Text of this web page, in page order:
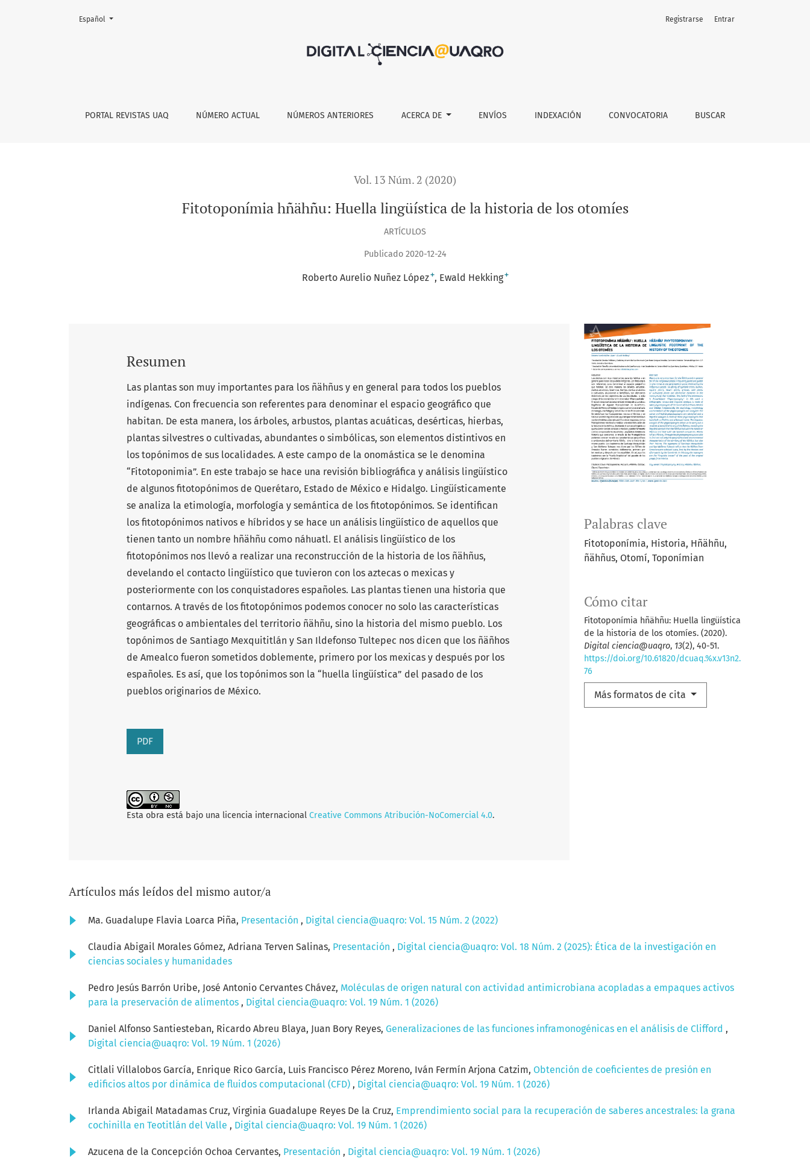
Fitotoponímia hñähñu: Huella lingüística de la historia de los otomíes
PORTAL REVISTAS UAQ NÚMERO ACTUAL NÚMEROS ANTERIORES ACERCA DE ENVÍOS INDEXACIÓN CONVOCATORIA BUSCAR
Registrarse Entrar
Cambiar el idioma. El actual es:
Español
Vol. 13 Núm. 2 (2020)
Fitotoponímia hñähñu: Huella lingüística de la historia de los otomíes
ARTÍCULOS
Publicado 2020-12-24
Roberto Aurelio Nuñez López+ Ewald Hekking+
Palabras clave
Fitotoponímia, Historia, Hñähñu,
ñähñus, Otomí, Toponímian
Cómo citar
Fitotoponímia hñähñu: Huella lingüística
de la historia de los otomíes. (2020).
Digital ciencia@uaqro, 13(2), 40-51.
https://doi.org/10.61820/dcuaq.%x.v13n2.
76
Más formatos de cita
Resumen
Las plantas son muy importantes para los ñähñus y en general para todos los pueblos
indígenas. Con frecuencia son referentes para denominar el espacio geográfico que
habitan. De esta manera, los árboles, arbustos, plantas acuáticas, desérticas, hierbas,
plantas silvestres o cultivadas, abundantes o simbólicas, son elementos distintivos en
los topónimos de sus localidades. A este campo de la onomástica se le denomina
“Fitotoponimia”. En este trabajo se hace una revisión bibliográfica y análisis lingüístico
de algunos fitotopónimos de Querétaro, Estado de México e Hidalgo. Lingüísticamente
se analiza la etimología, morfología y semántica de los fitotopónimos. Se identifican
los fitotopónimos nativos e híbridos y se hace un análisis lingüístico de aquellos que
tienen tanto un nombre hñähñu como náhuatl. El análisis lingüístico de los
fitotopónimos nos llevó a realizar una reconstrucción de la historia de los ñähñus,
develando el contacto lingüístico que tuvieron con los aztecas o mexicas y
posteriormente con los conquistadores españoles. Las plantas tienen una historia que
contarnos. A través de los fitotopónimos podemos conocer no solo las características
geográficas o ambientales del territorio ñähñu, sino la historia del mismo pueblo. Los
topónimos de Santiago Mexquititlán y San Ildefonso Tultepec nos dicen que los ñäñhos
de Amealco fueron sometidos doblemente, primero por los mexicas y después por los
españoles. Es así, que los topónimos son la “huella lingüística” del pasado de los
pueblos originarios de México.
PDF
Esta obra está bajo una licencia internacional Creative Commons Atribución-NoComercial 4.0.
Artículos más leídos del mismo autor/a
Ma. Guadalupe Flavia Loarca Piña, Presentación , Digital ciencia@uaqro: Vol. 15 Núm. 2 (2022)
Claudia Abigail Morales Gómez, Adriana Terven Salinas, Presentación , Digital ciencia@uaqro: Vol. 18 Núm. 2 (2025): Ética de la investigación en
ciencias sociales y humanidades
Pedro Jesús Barrón Uribe, José Antonio Cervantes Chávez, Moléculas de origen natural con actividad antimicrobiana acopladas a empaques activos
para la preservación de alimentos , Digital ciencia@uaqro: Vol. 19 Núm. 1 (2026)
Daniel Alfonso Santiesteban, Ricardo Abreu Blaya, Juan Bory Reyes, Generalizaciones de las funciones inframonogénicas en el análisis de Clifford ,
Digital ciencia@uaqro: Vol. 19 Núm. 1 (2026)
Citlali Villalobos García, Enrique Rico García, Luis Francisco Pérez Moreno, Iván Fermín Arjona Catzim, Obtención de coeficientes de presión en
edificios altos por dinámica de fluidos computacional (CFD) , Digital ciencia@uaqro: Vol. 19 Núm. 1 (2026)
Irlanda Abigail Matadamas Cruz, Virginia Guadalupe Reyes De la Cruz, Emprendimiento social para la recuperación de saberes ancestrales: la grana
cochinilla en Teotitlán del Valle , Digital ciencia@uaqro: Vol. 19 Núm. 1 (2026)
Azucena de la Concepción Ochoa Cervantes, Presentación , Digital ciencia@uaqro: Vol. 19 Núm. 1 (2026)